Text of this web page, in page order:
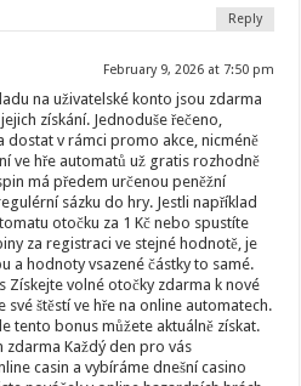
Reply
February 9, 2026 at 7:50 pm
na uživatelské konto jsou zdarma
získání. Jednoduše řečeno,
dostat v rámci promo akce, nicméně
ve hře automatů už gratis rozhodně
má předem určenou peněžní
sázku do hry. Jestli například
otočku za 1 Kč nebo spustíte
za registraci ve stejné hodnotě, je
a hodnoty vsazené částky to samé.
Získejte volné otočky zdarma k nové
své štěstí ve hře na online automatech.
tento bonus můžete aktuálně získat.
zdarma Každý den pro vás
casin a vybíráme dnešní casino